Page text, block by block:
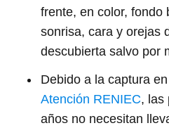
frente, en color, fondo
sonrisa, cara y orejas
descubierta salvo por
Debido a la captura
Atención RENIEC, las
años no necesitan